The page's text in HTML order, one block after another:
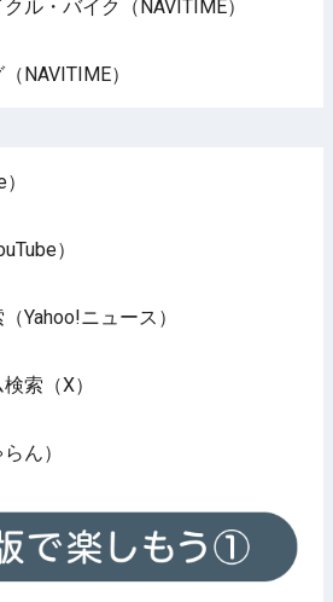
ル・バイク（NAVITIME）
NAVITIME）
）
Yahoo!ニュース）
索（X）
ん）